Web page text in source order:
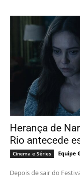
Herança de
Rio antecede
Cinema e Séries Equipe
Depois de sair do